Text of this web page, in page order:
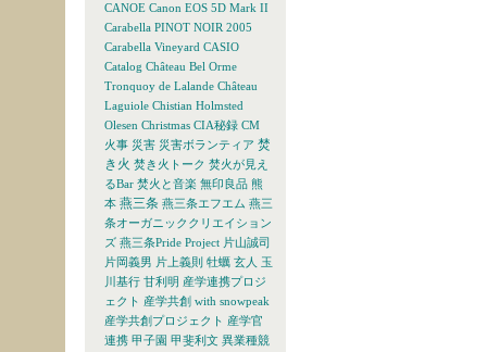
CANOE Canon EOS 5D Mark II
Carabella PINOT NOIR 2005
Carabella Vineyard CASIO
Catalog Château Bel Orme
Tronquoy de Lalande Château
Laguiole Chistian Holmsted
Olesen Christmas CIA秘録 CM
火事 災害 災害ボランティア 焚
き火 焚き火トーク 焚火が見え
るBar 焚火と音楽 無印良品 熊
本 燕三条 燕三条エフエム 燕三
条オーガニッククリエイション
ズ 燕三条Pride Project 片山誠司
片岡義男 片上義則 牡蠣 玄人 玉
川基行 甘利明 産学連携プロジ
ェクト 産学共創 with snowpeak
産学共創プロジェクト 産学官
連携 甲子園 甲斐利文 異業種競